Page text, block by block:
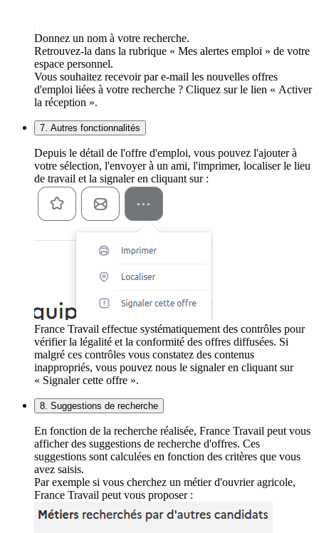
Donnez un nom à votre recherche.
Retrouvez-la dans la rubrique « Mes alertes emploi » de votre
espace personnel.
Vous souhaitez recevoir par e-mail les nouvelles offres
d'emploi liées à votre recherche ? Cliquez sur le lien « Activer
la réception ».
7. Autres fonctionnalités
Depuis le détail de l'offre d'emploi, vous pouvez l'ajouter à
votre sélection, l'envoyer à un ami, l'imprimer, localiser le lieu
de travail et la signaler en cliquant sur :
France Travail effectue systématiquement des contrôles pour
vérifier la légalité et la conformité des offres diffusées. Si
malgré ces contrôles vous constatez des contenus
inappropriés, vous pouvez nous le signaler en cliquant sur
« Signaler cette offre ».
8. Suggestions de recherche
En fonction de la recherche réalisée, France Travail peut vous
afficher des suggestions de recherche d'offres. Ces
suggestions sont calculées en fonction des critères que vous
avez saisis.
Par exemple si vous cherchez un métier d'ouvrier agricole,
France Travail peut vous proposer :